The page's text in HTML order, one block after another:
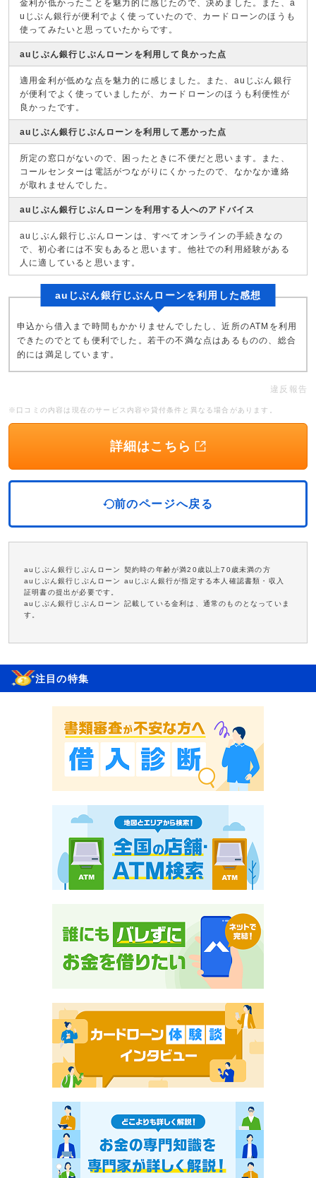
金利が低かったことを魅力的に感じたので、決めました。また、a
uじぶん銀行が便利でよく使っていたので、カードローンのほうも
使ってみたいと思っていたからです。
auじぶん銀行じぶんローンを利用して良かった点
適用金利が低めな点を魅力的に感じました。また、auじぶん銀行
が便利でよく使っていましたが、カードローンのほうも利便性が
良かったです。
auじぶん銀行じぶんローンを利用して悪かった点
所定の窓口がないので、困ったときに不便だと思います。また、
コールセンターは電話がつながりにくかったので、なかなか連絡
が取れませんでした。
auじぶん銀行じぶんローンを利用する人へのアドバイス
auじぶん銀行じぶんローンは、すべてオンラインの手続きなの
で、初心者には不安もあると思います。他社での利用経験がある
人に適していると思います。
auじぶん銀行じぶんローンを利用した感想
申込から借入まで時間もかかりませんでしたし、近所のATMを利用
できたのでとても便利でした。若干の不満な点はあるものの、総合
的には満足しています。
違反報告
※口コミの内容は現在のサービス内容や貸付条件と異なる場合があります。
詳細はこちら
前のページへ戻る
auじぶん銀行じぶんローン 契約時の年齢が満20歳以上70歳未満の方
auじぶん銀行じぶんローン auじぶん銀行が指定する本人確認書類・収入
証明書の提出が必要です。
auじぶん銀行じぶんローン 記載している金利は、通常のものとなっていま
す。
注目の特集